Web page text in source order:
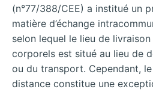
(n°77/388/CEE) a institué un
matière d’échange
selon lequel le lieu de
corporels est situé au lieu de
ou du transport. Cependant,
distance constitue une